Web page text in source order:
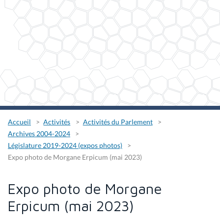
Accueil Activités
Activités du Parlement
Archives 2004-2024
Législature 2019-2024 (expos photos)
Expo photo de Morgane Erpicum (mai 2023)
Expo photo de Morgane
Erpicum (mai 2023)